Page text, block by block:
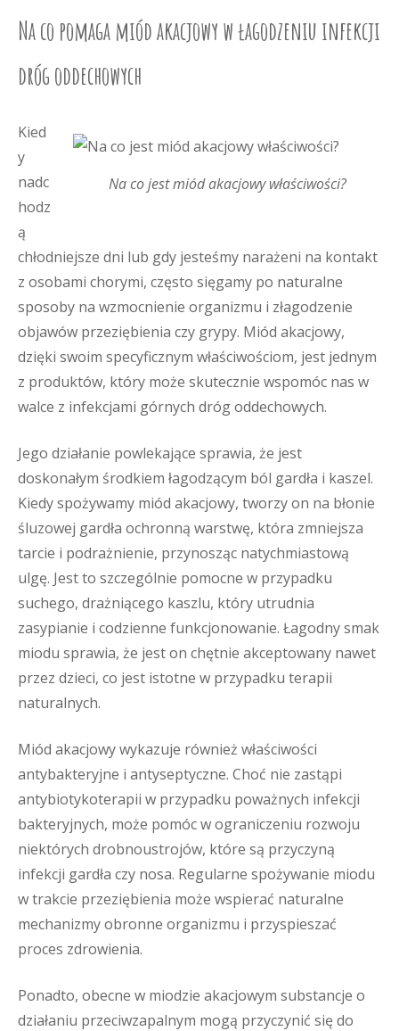
Na co pomaga miód akacjowy w łagodzeniu infekcji
dróg oddechowych
Na co jest miód akacjowy właściwości?
Kied
y
nadc
hodz
ą
chłodniejsze dni lub gdy jesteśmy narażeni na kontakt
z osobami chorymi, często sięgamy po naturalne
sposoby na wzmocnienie organizmu i złagodzenie
objawów przeziębienia czy grypy. Miód akacjowy,
dzięki swoim specyficznym właściwościom, jest jednym
z produktów, który może skutecznie wspomóc nas w
walce z infekcjami górnych dróg oddechowych.
Jego działanie powlekające sprawia, że jest
doskonałym środkiem łagodzącym ból gardła i kaszel.
Kiedy spożywamy miód akacjowy, tworzy on na błonie
śluzowej gardła ochronną warstwę, która zmniejsza
tarcie i podrażnienie, przynosząc natychmiastową
ulgę. Jest to szczególnie pomocne w przypadku
suchego, drażniącego kaszlu, który utrudnia
zasypianie i codzienne funkcjonowanie. Łagodny smak
miodu sprawia, że jest on chętnie akceptowany nawet
przez dzieci, co jest istotne w przypadku terapii
naturalnych.
Miód akacjowy wykazuje również właściwości
antybakteryjne i antyseptyczne. Choć nie zastąpi
antybiotykoterapii w przypadku poważnych infekcji
bakteryjnych, może pomóc w ograniczeniu rozwoju
niektórych drobnoustrojów, które są przyczyną
infekcji gardła czy nosa. Regularne spożywanie miodu
w trakcie przeziębienia może wspierać naturalne
mechanizmy obronne organizmu i przyspieszać
proces zdrowienia.
Ponadto, obecne w miodzie akacjowym substancje o
działaniu przeciwzapalnym mogą przyczynić się do